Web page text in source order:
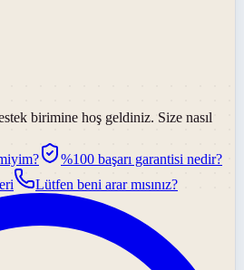
birimine hoş geldiniz. Size nasıl
%100 başarı garantisi nedir?
Lütfen beni arar mısınız?